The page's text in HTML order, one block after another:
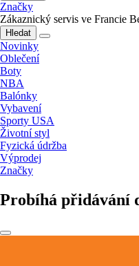
Značky
Zákaznický servis ve Francie
Hledat
Novinky
Oblečení
Boty
NBA
Balónky
Vybavení
Sporty USA
Životní styl
Fyzická údržba
Výprodej
Značky
Probíhá přidávání